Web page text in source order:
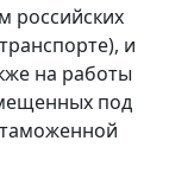
российских
и
на работы
под